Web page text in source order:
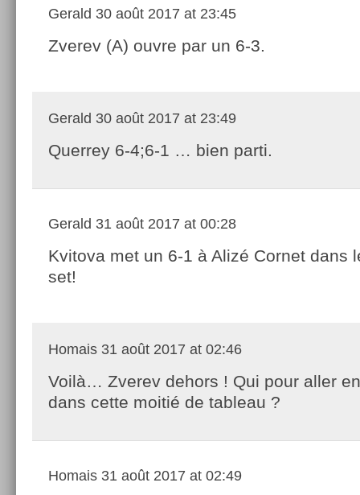
Gerald 30 août 2017 at 23:45
Zverev (A) ouvre par un 6-3.
Gerald 30 août 2017 at 23:49
Querrey 6-4;6-1 … bien parti.
Gerald 31 août 2017 at 00:28
Kvitova met un 6-1 à Alizé Cornet dans
set!
Homais 31 août 2017 at 02:46
Voilà… Zverev dehors ! Qui pour aller
dans cette moitié de tableau ?
Homais 31 août 2017 at 02:49